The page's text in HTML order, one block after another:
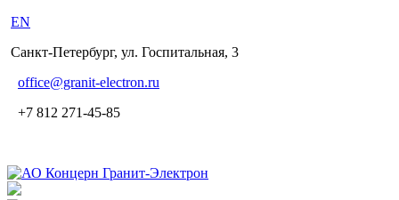
EN
Санкт-Петербург, ул. Госпитальная, 3
office@granit-electron.ru
+7 812 271-45-85